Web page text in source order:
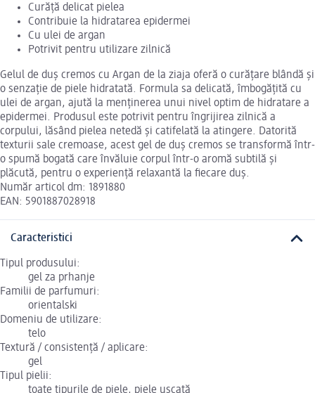
Curăță delicat pielea
Contribuie la hidratarea epidermei
Cu ulei de argan
Potrivit pentru utilizare zilnică
Gelul de duș cremos cu Argan de la ziaja oferă o curățare blândă și
o senzație de piele hidratată. Formula sa delicată, îmbogățită cu
ulei de argan, ajută la menținerea unui nivel optim de hidratare a
epidermei. Produsul este potrivit pentru îngrijirea zilnică a
corpului, lăsând pielea netedă și catifelată la atingere. Datorită
texturii sale cremoase, acest gel de duș cremos se transformă într-
o spumă bogată care învăluie corpul într-o aromă subtilă și
plăcută, pentru o experiență relaxantă la fiecare duș.
Număr articol dm: 1891880
EAN: 5901887028918
Caracteristici
Tipul produsului:
gel za prhanje
Familii de parfumuri:
orientalski
Domeniu de utilizare:
telo
Textură / consistență / aplicare:
gel
Tipul pielii:
toate tipurile de piele, piele uscată